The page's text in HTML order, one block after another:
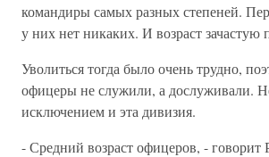
командиры самых разных степеней.
у них нет никаких. И возраст
Уволиться тогда было очень трудно,
офицеры не служили, а дослуживали.
исключением и эта дивизия.
- Средний возраст офицеров, -